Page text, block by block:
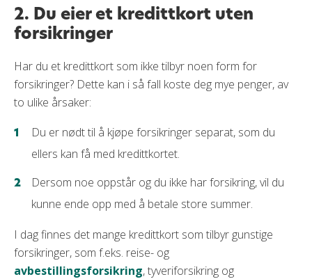
2. Du eier et kredittkort uten
forsikringer
Har du et kredittkort som ikke tilbyr noen form for
forsikringer? Dette kan i så fall koste deg mye penger, av
to ulike årsaker:
Du er nødt til å kjøpe forsikringer separat, som du
ellers kan få med kredittkortet.
Dersom noe oppstår og du ikke har forsikring, vil du
kunne ende opp med å betale store summer.
I dag finnes det mange kredittkort som tilbyr gunstige
forsikringer, som f.eks. reise- og
avbestillingsforsikring, tyveriforsikring og